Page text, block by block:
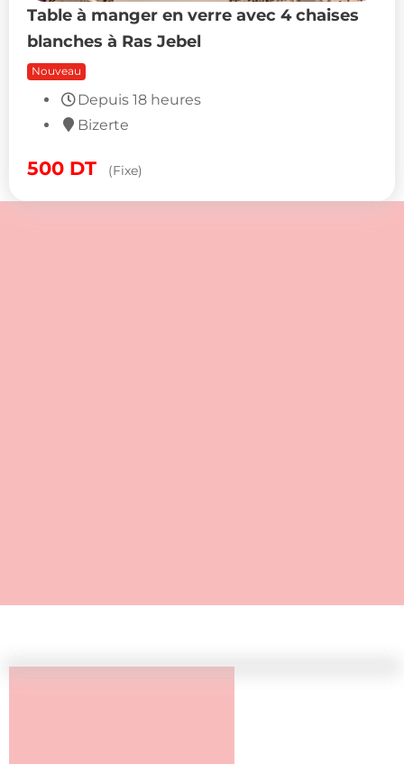
Table à manger en verre avec 4 chaises
Nouveau
500DT